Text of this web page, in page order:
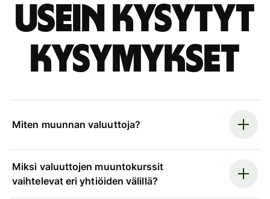
Usein kysytyt
kysymykset
Miten muunnan valuuttoja?
Miksi valuuttojen muuntokurssit
vaihtelevat eri yhtiöiden välillä?